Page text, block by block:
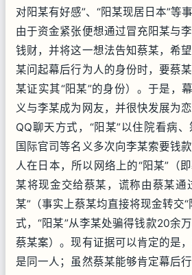
对阳某有好感”、“阳某现居日本”等
由于资金紧张便想通过冒充阳某与
钱财，并将这一想法告知蔡某，希
某问起幕后行为人的身份时，要蔡
某证实其“阳某”的身份）。于是，
义与李某成为网友，并很快发展为
QQ聊天方式，“阳某”以住院看病
国际官司等名义多次向李某索要钱
人在日本，所以网络上的“阳某”（
某将现金交给蔡某，谎称由蔡某通
某”（事实上蔡某均直接将现金转交
式，“阳某”从李某处骗得钱款20余
蔡某案）。现有证据可以肯定的是
是同一人；虽然蔡某能够肯定幕后